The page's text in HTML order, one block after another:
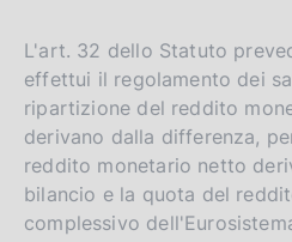
L'art. 32 dello Statuto
effettui il regolamento dei
ripartizione del reddito
derivano dalla differenza,
reddito monetario netto
bilancio e la quota del
complessivo